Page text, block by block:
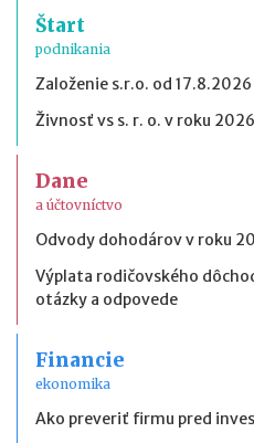
Štart
podnikania
Založenie s.r.o. od
Živnosť vs s. r. o. v roku 2026
Dane
a účtovníctvo
Odvody dohodárov v roku
Výplata rodičovského
otázky a odpovede
Financie
ekonomika
Ako preveriť firmu pred